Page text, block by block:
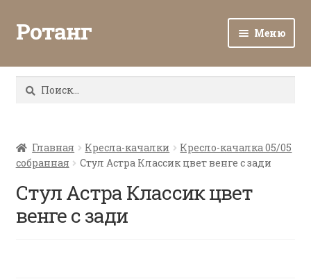
Ротанг Меню
Каталог
Все о ротанге
Ротанг оптом
Найти:
Главная Кресла-качалки
Кресло-качалка 05/05
собранная
Стул Астра Классик цвет венге с зади
Стул Астра Классик цвет
венге с зади